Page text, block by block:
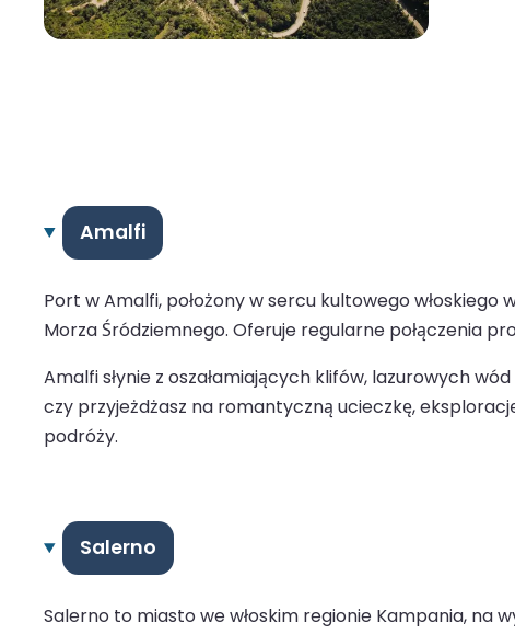
Amalfi
Port w Amalfi, położony w sercu kultowego
Morza Śródziemnego. Oferuje regularne połączenia
Amalfi słynie z oszałamiających klifów, lazurowych
czy przyjeżdżasz na romantyczną ucieczkę,
podróży.
Salerno
Salerno to miasto we włoskim regionie Kampania, na